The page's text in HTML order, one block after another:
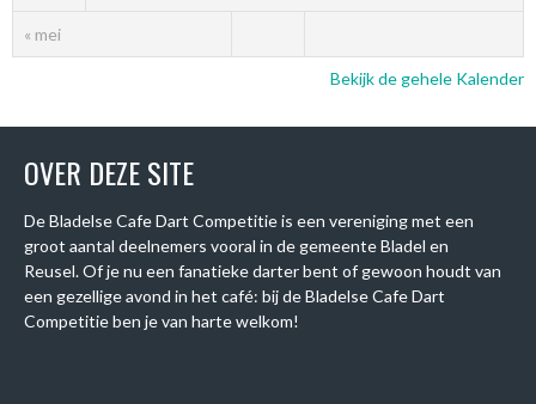
« mei
Bekijk de gehele Kalender
OVER DEZE SITE
De Bladelse Cafe Dart Competitie is een vereniging met een
groot aantal deelnemers vooral in de gemeente Bladel en
Reusel. Of je nu een fanatieke darter bent of gewoon houdt van
een gezellige avond in het café: bij de Bladelse Cafe Dart
Competitie ben je van harte welkom!